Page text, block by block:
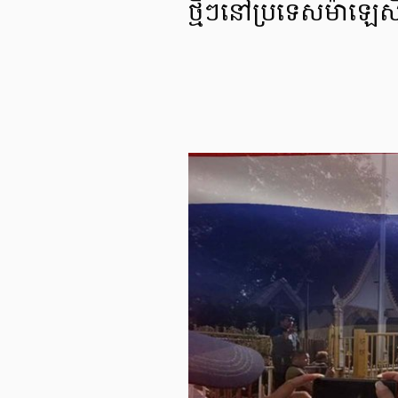
ថ្មីៗនៅប្រទេសម៉ាឡ